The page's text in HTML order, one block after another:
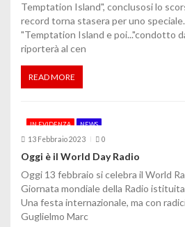
l
i
Temptation Island", conclusosi lo
record torna stasera per uno
"Temptation Island e poi..."condotto
riporterà al cen
READ MORE
IN EVIDENZA NEWS
13 Febbraio 2023 0
Oggi è il World Day Radio
Oggi 13 febbraio si celebra il World
Giornata mondiale della Radio
Una festa internazionale, ma con
Guglielmo Marc